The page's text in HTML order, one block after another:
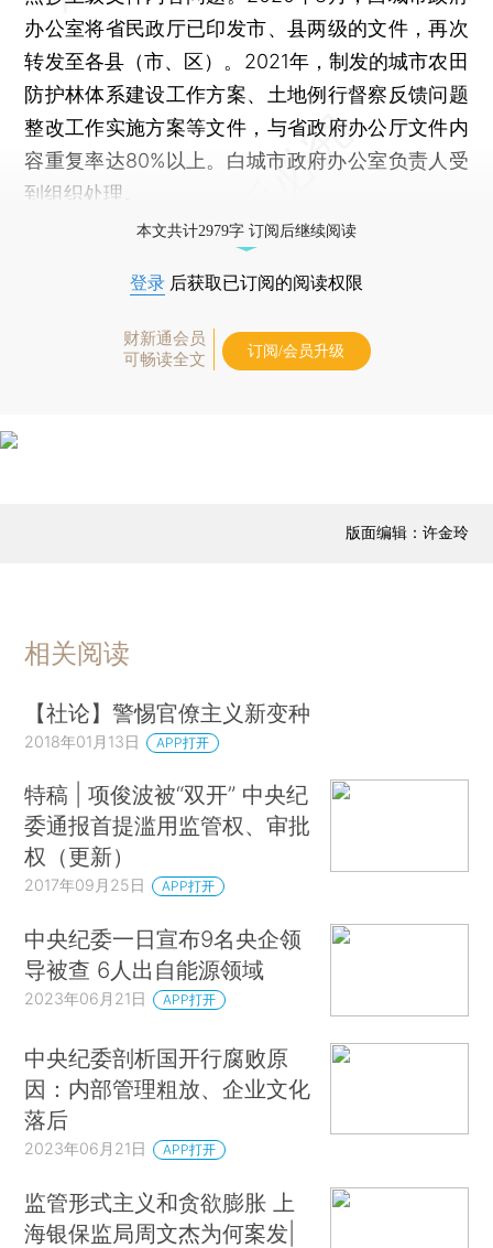
办公室将省民政厅已印发市、县两级的文件，再次
转发至各县（市、区）。2021年，制发的城市农田
防护林体系建设工作方案、土地例行督察反馈问题
整改工作实施方案等文件，与省政府办公厅文件内
容重复率达80%以上。白城市政府办公室负责人受
到组织处理。
本文共计2979字 订阅后继续阅读
登录 后获取已订阅的阅读权限
财新通会员
可畅读全文
订阅/会员升级
版面编辑：许金玲
相关阅读
【社论】警惕官僚主义新变种
2018年01月13日 APP打开
特稿 | 项俊波被“双开” 中央纪
委通报首提滥用监管权、审批
权（更新）
2017年09月25日 APP打开
中央纪委一日宣布9名央企领
导被查 6人出自能源领域
2023年06月21日 APP打开
中央纪委剖析国开行腐败原
因：内部管理粗放、企业文化
落后
2023年06月21日 APP打开
监管形式主义和贪欲膨胀 上
海银保监局周文杰为何案发|